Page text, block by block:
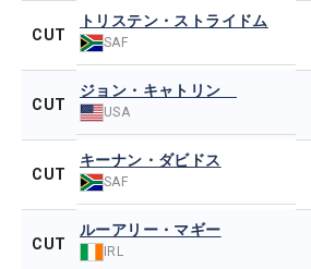
CUT
トリステン・ストライドム
SAF
CUT
ジョン・キャトリン
USA
CUT
キーナン・ダビドス
SAF
CUT
ルーアリー・マギー
IRL